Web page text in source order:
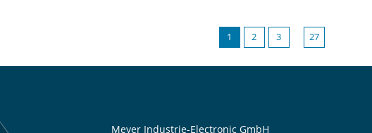
1 2 3 27
Meyer Industrie-Electronic GmbH